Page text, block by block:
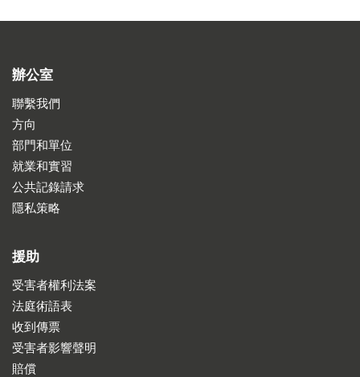
辦公室
聯繫我們
方向
部門和單位
就業和實習
公共記錄請求
隱私策略
援助
受害者權利法案
法庭術語表
收到傳票
受害者影響聲明
賠償